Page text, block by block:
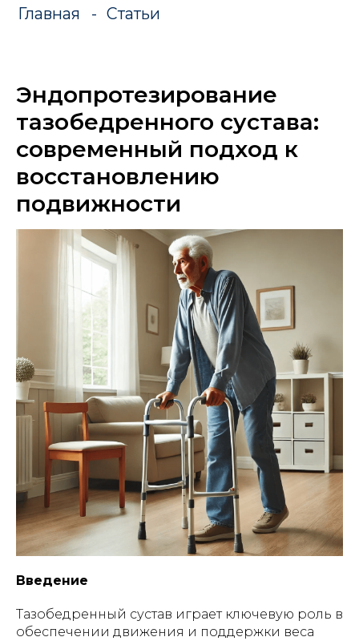
Эндопротезирование
тазобедренного сустава:
современный подход к
восстановлению
подвижности
Введение
Тазобедренный сустав играет ключевую роль в
обеспечении движения и поддержки веса